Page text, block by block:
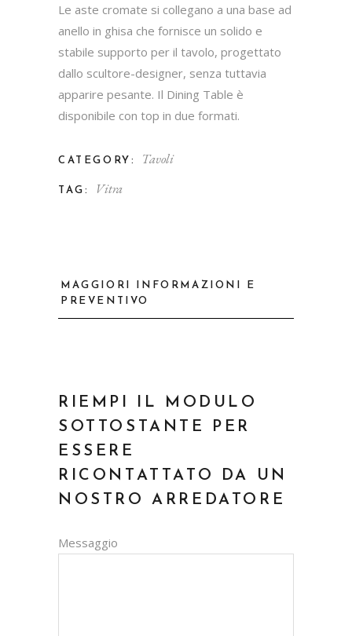
Le aste cromate si collegano a una base ad
anello in ghisa che fornisce un solido e
stabile supporto per il tavolo, progettato
dallo scultore-designer, senza tuttavia
apparire pesante. Il Dining Table è
disponibile con top in due formati.
CATEGORY: Tavoli
TAG: Vitra
MAGGIORI INFORMAZIONI E
PREVENTIVO
RIEMPI IL MODULO
SOTTOSTANTE PER
ESSERE
RICONTATTATO DA UN
NOSTRO ARREDATORE
Messaggio